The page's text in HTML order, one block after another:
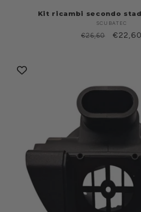
Kit ricambi secondo
SCUBATEC
Prezzo
€26,60
Prezzo
€22,60